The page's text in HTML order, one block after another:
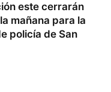
este cerrarán
mañana para la
policía de San